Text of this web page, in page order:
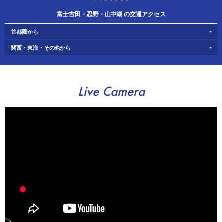
富士吉田・忍野・山中湖 の交通アクセス
首都圏から
関西・東海・その他から
Live Camera